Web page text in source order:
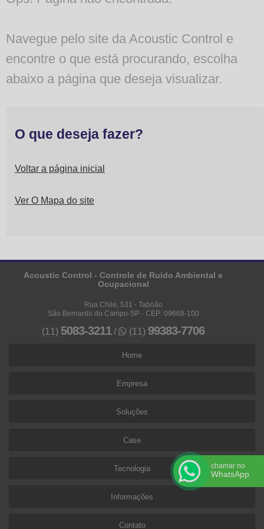
Navegue pelo site da Acoustic Control e
encontre o que está procurando, escolha
abaixo a página que deseja visualizar.
O que deseja fazer?
Voltar a página inicial
Ver O Mapa do site
Acoustic Control - Controle de Ruído Ambiental e
Ocupacional
Rua Chile, 531 - Taboão
São Bernardo do Campo-SP - CEP: 09668-100
(11) 5083-3211/ (11) 99383-7706
Home
Empresa
Soluções
Case
Tecnologia
Informações
Contato
chamar no
WhatsApp